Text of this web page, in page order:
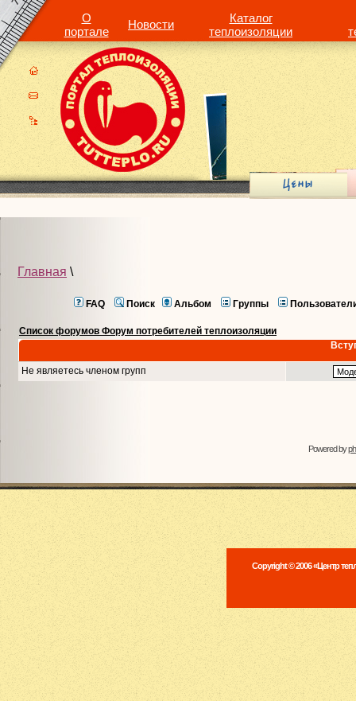
О
портале
Новости
Каталог
теплоизоляции
Главная \
FAQ Поиск Альбом Группы
Список форумов Форум потребителей теплоизоляции
Не являетесь членом групп
Powered by
Copyright © 2006 «Центр